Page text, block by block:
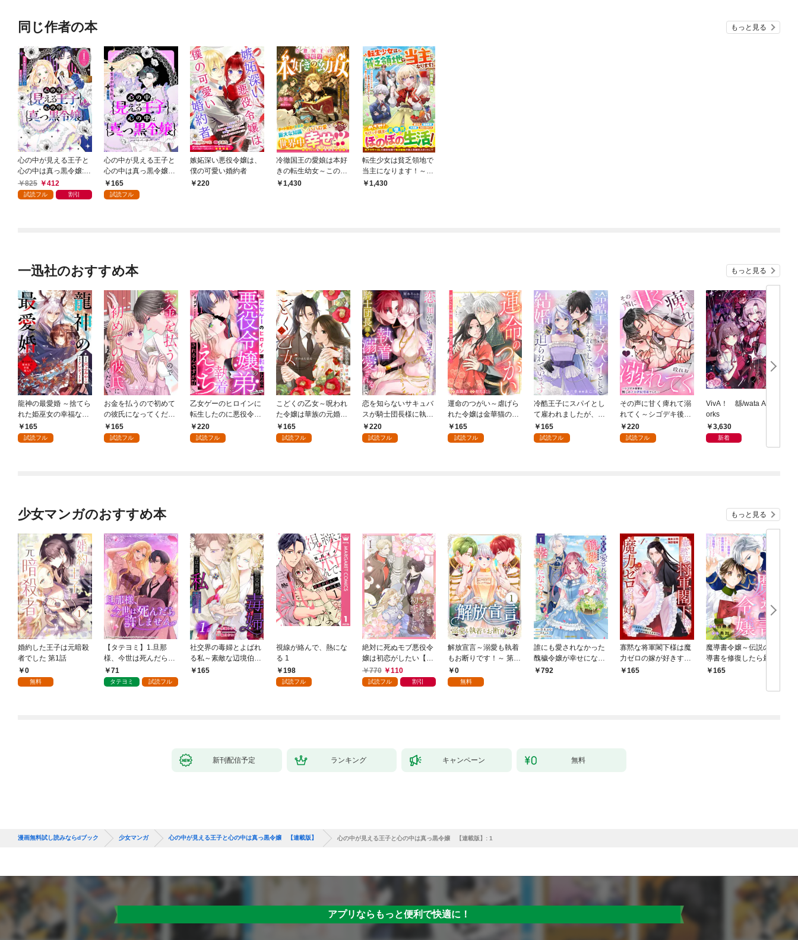
同じ作者の本 もっと見る
心の中が見える王子と
心の中は真っ黒令嬢: 1
【イラスト特典付】
825 412
試読フル 割引
心の中が見える王子と
心の中は真っ黒令嬢
【連載版】: 1
165
試読フル
嫉妬深い悪役令嬢は、
僕の可愛い婚約者
220
冷徹国王の愛娘は本好
きの転生幼女～この世
の本すべてをインプッ
1,430
転生少女は貧乏領地で
当主になります！～の
んびりライフを目指し
1,430
一迅社のおすすめ本 もっと見る
龍神の最愛婚 ～捨てら
れた姫巫女の幸福な嫁
入り～: 1
165
試読フル
お金を払うので初めて
の彼氏になってくださ
い: 1
165
試読フル
乙女ゲーのヒロインに
転生したのに悪役令嬢
の弟（攻略対象外）に
執着えっちされるんで
220
試読フル
こどくの乙女～呪われ
た令嬢は華族の元婚約
者に溺愛される～: 1
165
試読フル
恋を知らないサキュバ
スが騎士団長様に執着
溺愛されるまで: 1
220
試読フル
運命のつがい～虐げら
れた令嬢は金華猫の一
途な愛で幸せを掴む～:
1
165
試読フル
冷酷王子にスパイとし
て雇われましたが、結
婚を迫られています: 1
165
試読フル
その声に甘く痺れて溺
れてく～シゴデキ後輩
は推しのメロ声配信者
でした～: 1
220
試読フル
VivA！ 緜/wata Art W
orks
3,630
新着
少女マンガのおすすめ本 もっと見る
婚約した王子は元暗殺
者でした 第1話
0
無料
【タテヨミ】1.旦那
様、今世は死んだら許
しません
71
タテヨミ 試読フル
社交界の毒婦とよばれ
る私～素敵な辺境伯令
息に腕を折られたの
165
視線が絡んで、熱にな
る 1
198
試読フル
絶対に死ぬモブ悪役令
嬢は初恋がしたい【単
行本版】 1巻
770 110
試読フル 割引
解放宣言～溺愛も執着
もお断りです！～ 第1
話0
無料
誰にも愛されなかった
醜穢令嬢が幸せになる
まで 1
792
寡黙な将軍閣下様は魔
力ゼロの嫁が好きすぎ
る～なぜか旦那様の心
165
魔導書令嬢～伝説の魔
導書を修復したら最強
の精霊が味方になりま
下がなぜかいつもそば
165
新刊配信予定 ランキング キャンペーン 無料
漫画無料試し読みならdブック 少女マンガ 心の中が見える王子と心の中は真っ黒令嬢 【連載版】 心の中が見える王子と心の中は真っ黒令嬢 【連載版】: 1
アプリならもっと便利で快適に！